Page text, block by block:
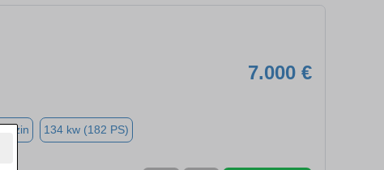
7.000 €
Benzin 134 kw (182 PS)